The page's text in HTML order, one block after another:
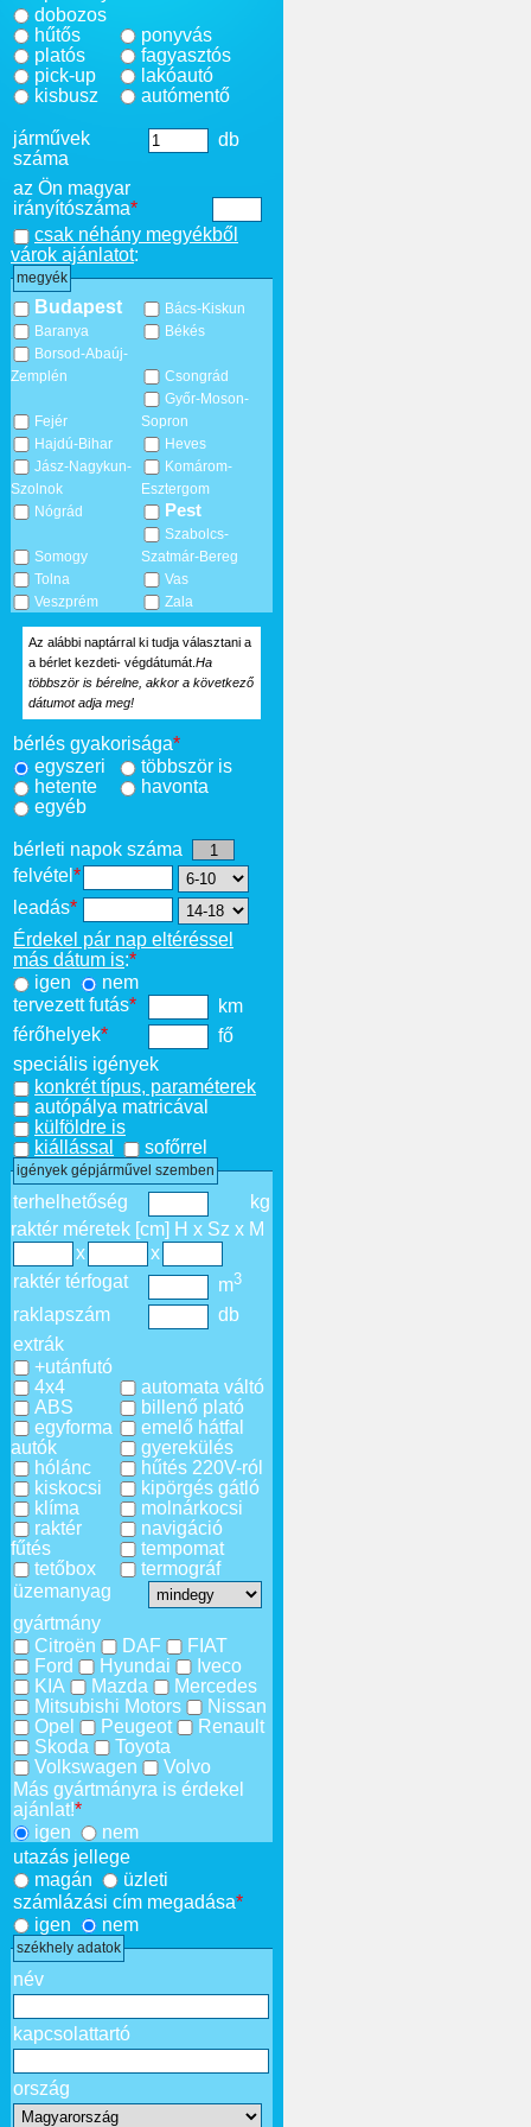
dobozos
hűtős
platós
pick-up
kisbusz
ponyvás
fagyasztós
lakóautó
autómentő
járművek
száma
db
az Ön magyar
irányítószáma*
csak néhány megyékből
várok ajánlatot:
megyék
Budapest
Bács-Kiskun
Baranya
Békés
Borsod-Abaúj-
Zemplén
Csongrád
Fejér
Győr-Moson-
Sopron
Hajdú-Bihar
Heves
Jász-Nagykun-
Szolnok
Komárom-
Esztergom
Nógrád
Pest
Somogy
Szabolcs-
Szatmár-Bereg
Tolna
Vas
Veszprém
Zala
Az alábbi naptárral ki tudja választani a
a bérlet kezdeti- végdátumát. Ha
többször is bérelne, akkor a következő
dátumot adja meg!
bérlés gyakorisága*
egyszeri
többször is
hetente
havonta
egyéb
bérleti napok száma
felvétel *
leadás*
Érdekel pár nap eltéréssel
más dátum is:*
igen
nem
tervezett futás*
km
férőhelyek*
fő
speciális igények
konkrét típus, paraméterek
autópálya matricával
külföldre is
kiállással
sofőrrel
igények gépjárművel szemben
terhelhetőség
kg
raktér méretek [cm] H x Sz x M
x
x
raktér térfogat
m3
raklapszám
db
extrák
+utánfutó
4x4
ABS
egyforma
autók
hólánc
kiskocsi
klíma
raktér
fűtés
tetőbox
automata váltó
billenő plató
emelő hátfal
gyerekülés
hűtés 220V-ról
kipörgés gátló
molnárkocsi
navigáció
tempomat
termográf
üzemanyag
gyártmány
Citroën
DAF
FIAT
Ford
Hyundai
Iveco
KIA
Mazda
Mercedes
Mitsubishi Motors
Nissan
Opel
Peugeot
Renault
Skoda
Toyota
Volkswagen
Volvo
Más gyártmányra is érdekel
ajánlat!*
igen
nem
utazás jellege
magán
üzleti
számlázási cím megadása*
igen
nem
székhely adatok
név
kapcsolattartó
ország